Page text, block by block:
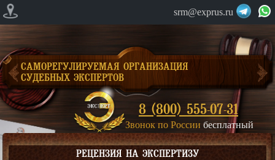
srm@exprus.ru
САМОРЕГУЛИРУЕМАЯ ОРГАНИЗАЦИЯ
СУДЕБНЫХ ЭКСПЕРТОВ
8 (800) 555-07-31
Звонок по России бесплатный
РЕЦЕНЗИЯ НА ЭКСПЕРТИЗУ